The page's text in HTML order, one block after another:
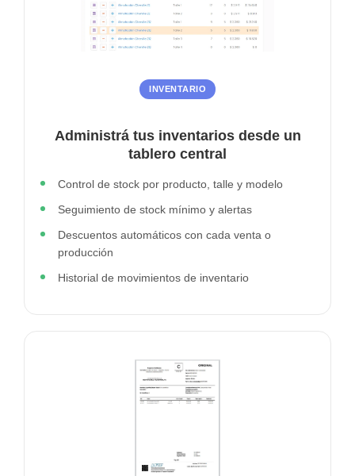
INVENTARIO
Administrá tus inventarios desde un
tablero central
Control de stock por producto, talle y modelo
Seguimiento de stock mínimo y alertas
Descuentos automáticos con cada venta o
producción
Historial de movimientos de inventario